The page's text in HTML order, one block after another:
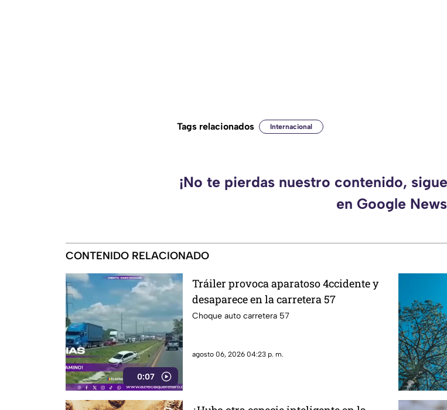
Tags relacionados Internacional
¡No te pierdas nuestro contenido,
en Google
CONTENIDO RELACIONADO
0:07
Tráiler provoca aparatoso 4ccidente y
desaparece en la carretera 57
Choque auto carretera 57
agosto 06, 2026 04:23 p. m.